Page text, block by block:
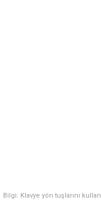
Bilgi: Klavye yön tuşlarını